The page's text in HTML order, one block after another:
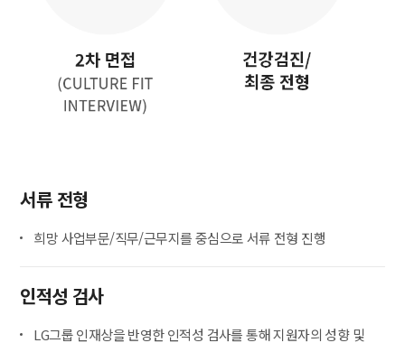
서류 전형
희망 사업부문/직무/근무지를 중심으로 서류 전형 진행
인적성 검사
LG그룹 인재상을 반영한 인적성 검사를 통해 지원자의 성향 및